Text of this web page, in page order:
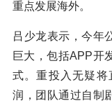
重点发展海外。
吕少龙表示，今年
巨大，包括APP开
式。重投入无疑将
润，团队通过自制